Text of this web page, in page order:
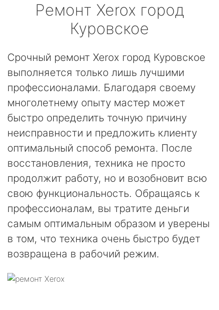
Ремонт Xerox город
Куровское
Срочный ремонт Xerox город Куровское
выполняется только лишь лучшими
профессионалами. Благодаря своему
многолетнему опыту мастер может
быстро определить точную причину
неисправности и предложить клиенту
оптимальный способ ремонта. После
восстановления, техника не просто
продолжит работу, но и возобновит всю
свою функциональность. Обращаясь к
профессионалам, вы тратите деньги
самым оптимальным образом и уверены
в том, что техника очень быстро будет
возвращена в рабочий режим.